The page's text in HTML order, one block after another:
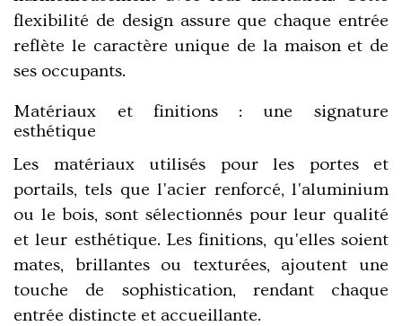
flexibilité de design assure que chaque entrée
reflète le caractère unique de la maison et de
ses occupants.
Matériaux et finitions : une signature
esthétique
Les matériaux utilisés pour les portes et
portails, tels que l'acier renforcé, l'aluminium
ou le bois, sont sélectionnés pour leur qualité
et leur esthétique. Les finitions, qu'elles soient
mates, brillantes ou texturées, ajoutent une
touche de sophistication, rendant chaque
entrée distincte et accueillante.